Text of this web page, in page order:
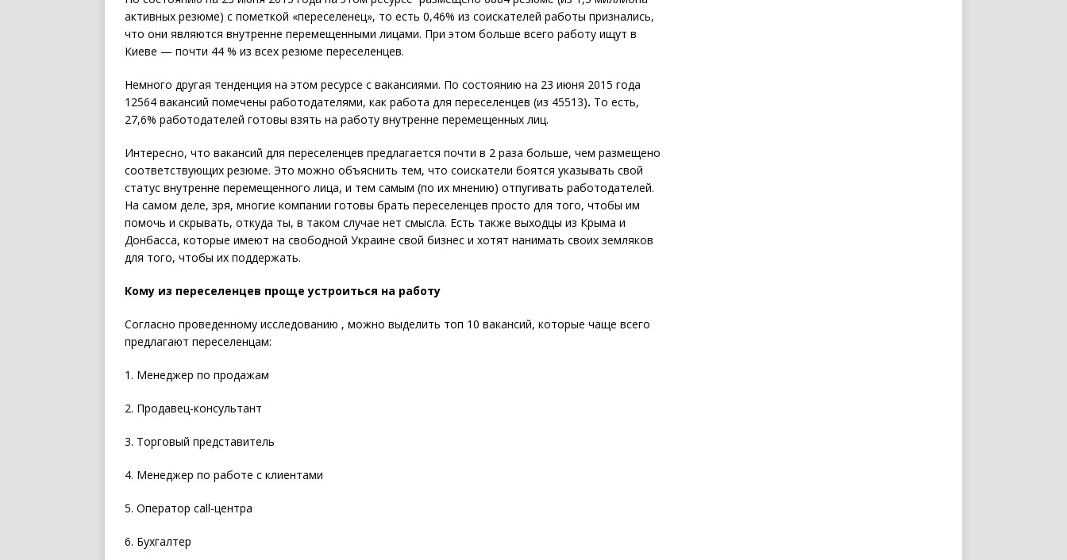
активных резюме) с пометкой «переселенец», то есть 0,46% из соискателей работы признались,
что они являются внутренне перемещенными лицами. При этом больше всего работу ищут в
Киеве — почти 44 % из всех резюме переселенцев.
Немного другая тенденция на этом ресурсе с вакансиями. По состоянию на 23 июня 2015 года
12564 вакансий помечены работодателями, как работа для переселенцев (из 45513). То есть,
27,6% работодателей готовы взять на работу внутренне перемещенных лиц.
Интересно, что вакансий для переселенцев предлагается почти в 2 раза больше, чем размещено
соответствующих резюме. Это можно объяснить тем, что соискатели боятся указывать свой
статус внутренне перемещенного лица, и тем самым (по их мнению) отпугивать работодателей.
На самом деле, зря, многие компании готовы брать переселенцев просто для того, чтобы им
помочь и скрывать, откуда ты, в таком случае нет смысла. Есть также выходцы из Крыма и
Донбасса, которые имеют на свободной Украине свой бизнес и хотят нанимать своих земляков
для того, чтобы их поддержать.
Кому из переселенцев проще устроиться на работу
Согласно проведенному исследованию , можно выделить топ 10 вакансий, которые чаще всего
предлагают переселенцам:
1. Менеджер по продажам
2. Продавец-консультант
3. Торговый представитель
4. Менеджер по работе с клиентами
5. Оператор call-центра
6. Бухгалтер